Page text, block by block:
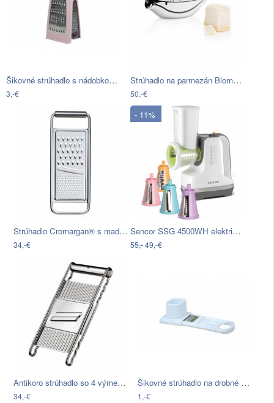
Šikovné strúhadlo s nádobkou ružová
3,-€
Strúhadlo na parmezán Blomus Basic
50,-€
Strúhadlo Cromargan® s madlem WMF,…
34,-€
- 11%
Sencor SSG 4500WH elektrické strúhadlo
55,-49,-€
Antikoro strúhadlo so 4 výmennými…
34,-€
Šikovné strúhadlo na drobné potraviny…
1,-€